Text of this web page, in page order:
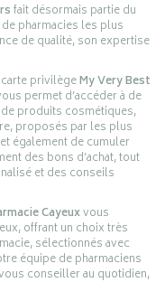
fait désormais partie du
de pharmacies les plus
de qualité, son expertise
privilègeMy Very Best
permet d’accéder à de
produits cosmétiques,
proposés par les plus
également de cumuler
des bons d’achat, tout
et des conseils
Cayeuxvous
offrant un choix très
sélectionnés avec
équipe de pharmaciens
conseiller au quotidien,